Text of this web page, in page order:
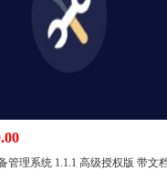
餐系统 2.0.12 高级授权版 带文档
管理系统 1.1.1 高级授权版 带文